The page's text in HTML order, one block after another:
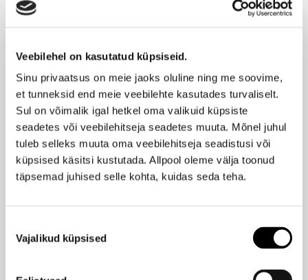
Veebilehel on kasutatud küpsiseid.
Sinu privaatsus on meie jaoks oluline ning me soovime,
et tunneksid end meie veebilehte kasutades turvaliselt.
Sul on võimalik igal hetkel oma valikuid küpsiste
seadetes või veebilehitseja seadetes muuta. Mõnel juhul
tuleb selleks muuta oma veebilehitseja seadistusi või
küpsised käsitsi kustutada. Allpool oleme välja toonud
täpsemad juhised selle kohta, kuidas seda teha.
valik
Vajalikud küpsised
SHISEIDO
46,95 €
SHISEIDO
Tsutsu Fude peitekreemi pintsel 1tk
44,95 €
Refreshing Cleansing Sheets värskendava toimega rätid